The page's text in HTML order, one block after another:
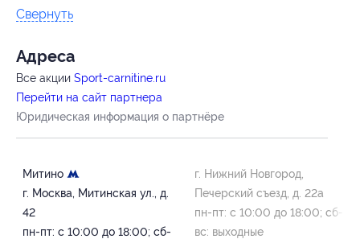
Свернуть
Адресa
Все акции Sport-carnitine.ru
Перейти на сайт партнера
Юридическая информация о партнёре
Митино
г. Москва, Митинская ул., д.
42
пн-пт: с 10:00 до 18:00; сб-
г. Нижний Новгород,
Печерский съезд, д. 22а
пн-пт: с 10:00 до 18:00; сб-
вс: выходные